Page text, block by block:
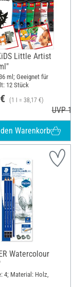
Little Artist
ml; Geeignet für
12 Stück
(1 l = 38,17 €)
UVP
Warenkorb
Watercolour
4; Material: Holz,